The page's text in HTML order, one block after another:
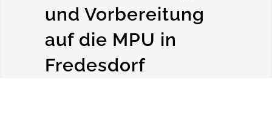
und Vorbereitung
auf die MPU in
Fredesdorf